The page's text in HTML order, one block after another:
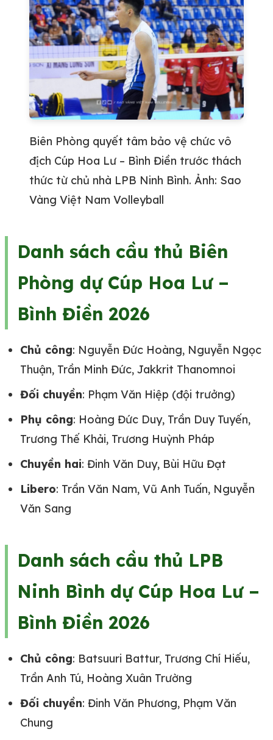
Biên Phòng quyết tâm bảo vệ chức vô
địch Cúp Hoa Lư – Bình Điền trước thách
thức từ chủ nhà LPB Ninh Bình. Ảnh: Sao
Vàng Việt Nam Volleyball
Danh sách cầu thủ Biên
Phòng dự Cúp Hoa Lư –
Bình Điền 2026
Chủ công: Nguyễn Đức Hoàng, Nguyễn Ngọc
Thuận, Trần Minh Đức, Jakkrit Thanomnoi
Đối chuyền: Phạm Văn Hiệp (đội trưởng)
Phụ công: Hoàng Đức Duy, Trần Duy Tuyến,
Trương Thế Khải, Trương Huỳnh Pháp
Chuyền hai: Đinh Văn Duy, Bùi Hữu Đạt
Libero: Trần Văn Nam, Vũ Anh Tuấn, Nguyễn
Văn Sang
Danh sách cầu thủ LPB
Ninh Bình dự Cúp Hoa Lư –
Bình Điền 2026
Chủ công: Batsuuri Battur, Trương Chí Hiếu,
Trần Anh Tú, Hoàng Xuân Trường
Đối chuyền: Đinh Văn Phương, Phạm Văn
Chung